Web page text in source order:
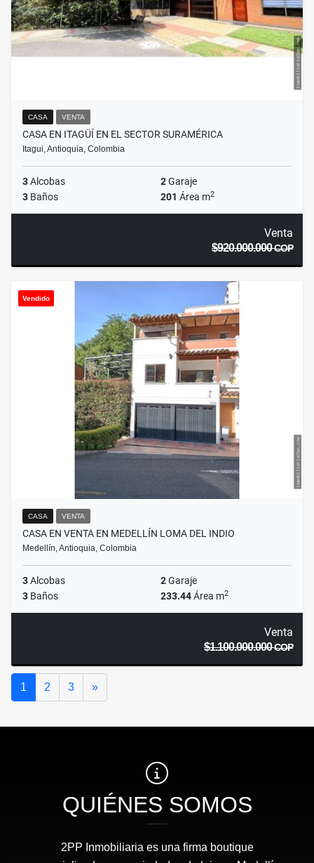
CASA VENTA
CASA EN ITAGÜÍ EN EL SECTOR SURAMÉRICA
Itagui, Antioquia, Colombia
3Alcobas 2Garaje
3 Baños 201 Área m2
Venta
$920.000.000COP
Vendido
CASA VENTA
CASA EN VENTA EN MEDELLÍN LOMA DEL INDIO
Medellín, Antioquia, Colombia
3Alcobas 2Garaje
3 Baños 233.44Área m2
Venta
$1.100.000.000COP
1 2 3 »Siguiente
QUIÉNES SOMOS
2PP Inmobiliaria es una firma boutique